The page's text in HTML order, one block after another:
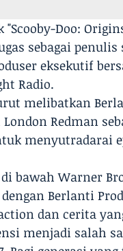
Doo:
sebagai
eksekutif
Radio.
melibatkan
London Redman
menyutradarai
bawah Warner
Berlanti
dan cerita
menjadi salah